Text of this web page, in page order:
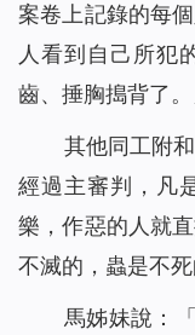
案卷上記錄的每
人看到自己所犯
齒、捶胸搗背了。
其他同工附
經過主審判，凡
樂，作惡的人就
不滅的，蟲是不死
馬姊妹說：